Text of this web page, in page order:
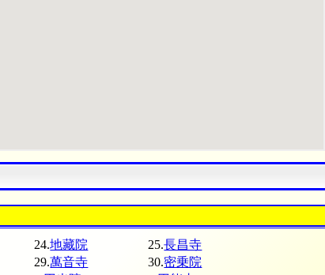
24.地藏院 25.長昌寺
29.萬音寺 30.密乗院